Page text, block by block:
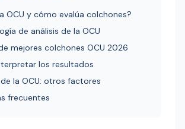
OCU y cómo evalúa colchones?
de análisis de la OCU
mejores colchones OCU 2026
los resultados
la OCU: otros factores
frecuentes